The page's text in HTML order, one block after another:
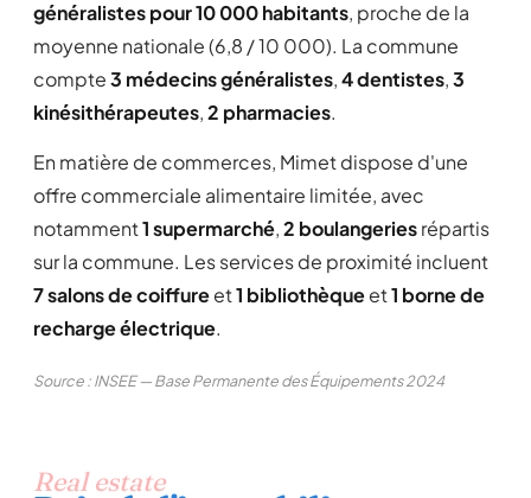
généralistes pour 10 000 habitants, proche de la
moyenne nationale (6,8 / 10 000). La commune
compte3 médecins généralistes,4 dentistes,3
kinésithérapeutes,2 pharmacies.
En matière de commerces, Mimet dispose d'une
offre commerciale alimentaire limitée, avec
notamment1 supermarché,2 boulangeriesrépartis
sur la commune. Les services de proximité incluent
7 salons de coiffureet1 bibliothèqueet1 borne de
recharge électrique.
Source : INSEE — Base Permanente des Équipements 2024
Real estate